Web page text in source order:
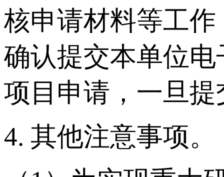
核申请材料等工作
确认提交本单位
项目申请，一旦
4. 其他注意事项。